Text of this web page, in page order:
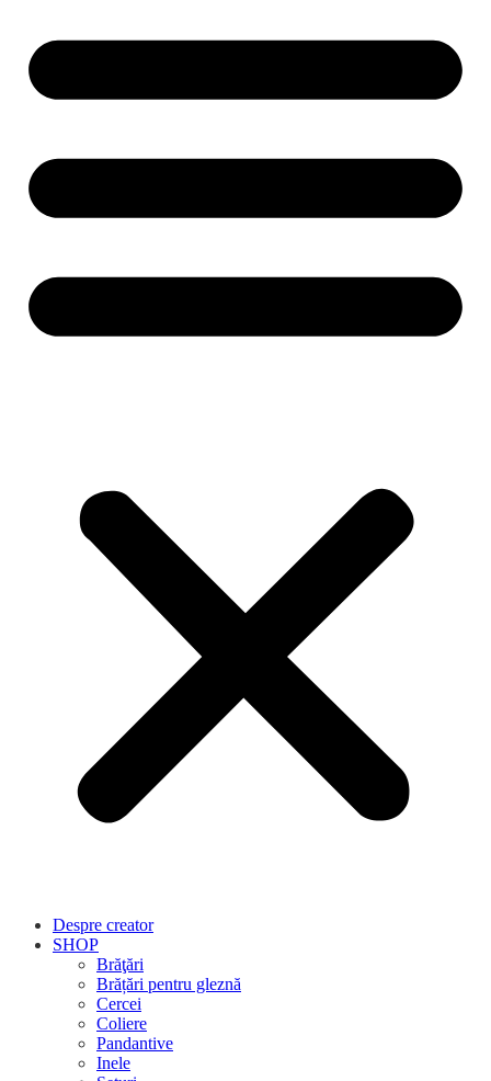
Despre creator
SHOP
Brăţări
Brățări pentru gleznă
Cercei
Coliere
Pandantive
Inele